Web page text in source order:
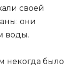
своей
они
воды.
некогда было